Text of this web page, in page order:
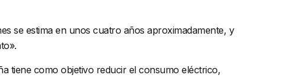
se estima en unos cuatro años aproximadamente, y
tiene como objetivo reducir el consumo eléctrico,